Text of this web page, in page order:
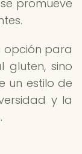
promueve
opción para
gluten, sino
un estilo de
y la